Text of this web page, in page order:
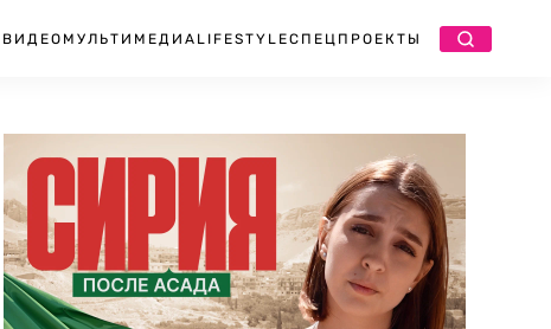
ВИДЕО МУЛЬТИМЕДИА LIFESTYLEСПЕЦПРОЕКТЫ